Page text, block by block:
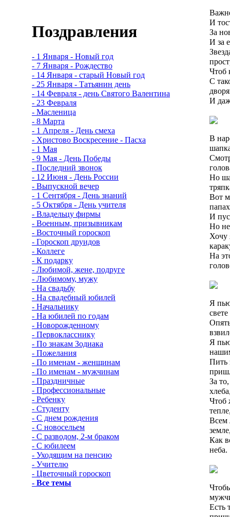
Поздравления
- 1 Января - Новый год
- 7 Января - Рождество
- 14 Января - старый Новый год
- 25 Января - Татьянин день
- 14 Февраля - день Святого Валентина
- 23 Февраля
- Масленица
- 8 Марта
- 1 Апреля - День смеха
- Христово Воскресение - Пасха
- 1 Мая
- 9 Мая - День Победы
- Последний звонок
- 12 Июня - День России
- Выпускной вечер
- 1 Сентября - День знаний
- 5 Октября - День учителя
- Владельцу фирмы
- Военным, призывникам
- Восточный гороскоп
- Гороскоп друидов
- Коллеге
- К подарку
- Любимой, жене, подруге
- Любимому, мужу
- На свадьбу
- На свадебный юбилей
- Начальнику
- На юбилей по годам
- Новорожденному
- Первокласснику
- По знакам Зодиака
- Пожелания
- По именам - женщинам
- По именам - мужчинам
- Праздничные
- Профессиональные
- Ребенку
- Студенту
- С днем рождения
- С новосельем
- С разводом, 2-м браком
- С юбилеем
- Уходящим на пенсию
- Учителю
- Цветочный гороскоп
- Все темы
И
За
И за
Чтоб
С
И
В
Но
Вот
И
Но
Хочу
На
Я
свете
Я пью
Пить
За
Чтоб
Всем
Как
неба.
Есть